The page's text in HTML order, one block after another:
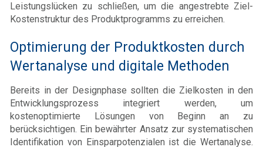
Leistungslücken zu schließen, um die angestrebte Ziel-
Kostenstruktur des Produktprogramms zu erreichen.
Optimierung der Produktkosten durch
Wertanalyse und digitale Methoden
Bereits in der Designphase sollten die Zielkosten in den
Entwicklungsprozess integriert werden, um
kostenoptimierte Lösungen von Beginn an zu
berücksichtigen. Ein bewährter Ansatz zur systematischen
Identifikation von Einsparpotenzialen ist die Wertanalyse.